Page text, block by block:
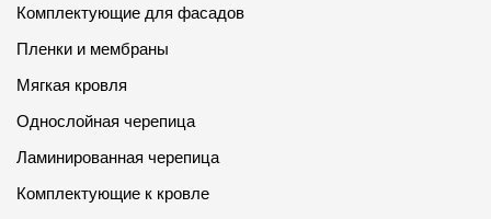
Комплектующие для фасадов
Пленки и мембраны
Мягкая кровля
Однослойная черепица
Ламинированная черепица
Комплектующие к кровле